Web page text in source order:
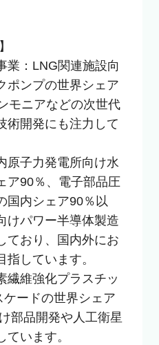
業：LNG関連施設向
ポンプの世界シェア
モニアなどの次世代
術開発にも注力して
原子力発電所向け水
ア90％、電子部品圧
国内シェア90％以
けパワー半導体製造
ており、国内外にお
しています。
繊維強化プラスチッ
ードの世界シェア
部品開発や人工衛星
います。